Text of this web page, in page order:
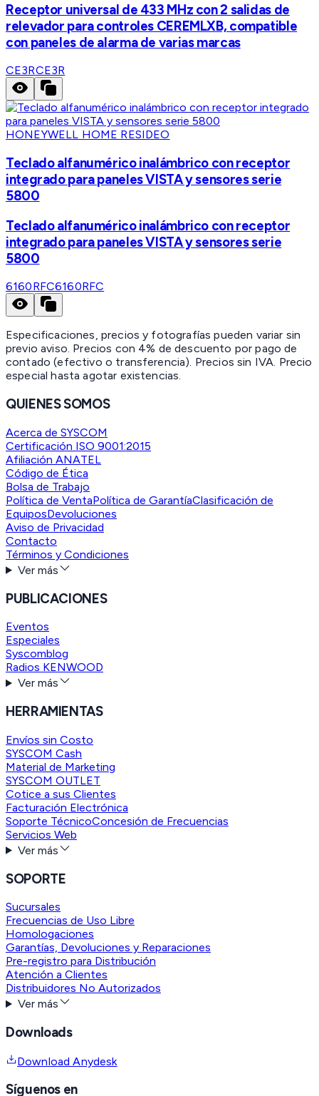
Receptor universal de 433 MHz con 2 salidas de
relevador para controles CEREMLXB, compatible
con paneles de alarma de varias marcas
CE3RCE3R
HONEYWELL HOME RESIDEO
Teclado alfanumérico inalámbrico con receptor
integrado para paneles VISTA y sensores serie
5800
Teclado alfanumérico inalámbrico con receptor
integrado para paneles VISTA y sensores serie
5800
6160RFC6160RFC
Especificaciones, precios y fotografías pueden variar sin
previo aviso. Precios con 4% de descuento por pago de
contado (efectivo o transferencia). Precios sin IVA. Precio
especial hasta agotar existencias.
QUIENES SOMOS
Acerca de SYSCOM
Certificación ISO 9001:2015
Afiliación ANATEL
Código de Ética
Bolsa de Trabajo
Política de VentaPolítica de GarantíaClasificación de
EquiposDevoluciones
Aviso de Privacidad
Contacto
Términos y Condiciones
Ver más
PUBLICACIONES
Eventos
Especiales
Syscomblog
Radios KENWOOD
Ver más
HERRAMIENTAS
Envíos sin Costo
SYSCOM Cash
Material de Marketing
SYSCOM OUTLET
Cotice a sus Clientes
Facturación Electrónica
Soporte TécnicoConcesión de Frecuencias
Servicios Web
Ver más
SOPORTE
Sucursales
Frecuencias de Uso Libre
Homologaciones
Garantías, Devoluciones y Reparaciones
Pre-registro para Distribución
Atención a Clientes
Distribuidores No Autorizados
Ver más
Downloads
Download Anydesk
Síguenos en